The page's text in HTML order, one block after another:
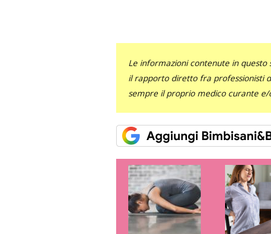
Le informazioni contenute in
il rapporto diretto fra professionisti
sempre il proprio medico curante e/